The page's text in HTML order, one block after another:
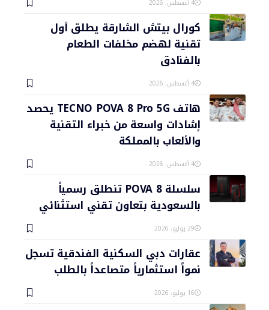
4 أغسطس، 2026
كورال بيتش الشارقة يطلق أول
تقنية لهضم مخلفات الطعام
بالفنادق
4 أغسطس، 2026
هاتف TECNO POVA 8 Pro 5G يحصد
إشادات واسعة من خبراء التقنية
والألعاب بالمملكة
4 أغسطس، 2026
سلسلة POVA 8 تنطلق رسمياً
بالسعودية بتعاون تقني استثنائي
29 يوليو، 2026
عقارات دبي السكنية الفندقية تسجل
نمواً استثمارياً متصاعداً بالطلب
16 يوليو، 2026